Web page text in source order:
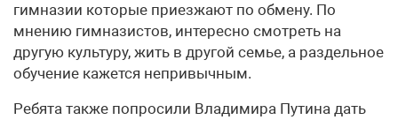
гимназии которые приезжают по обмену. По
мнению гимназистов, интересно смотреть на
другую культуру, жить в другой семье, а раздельное
обучение кажется непривычным.
Ребята также попросили Владимира Путина дать